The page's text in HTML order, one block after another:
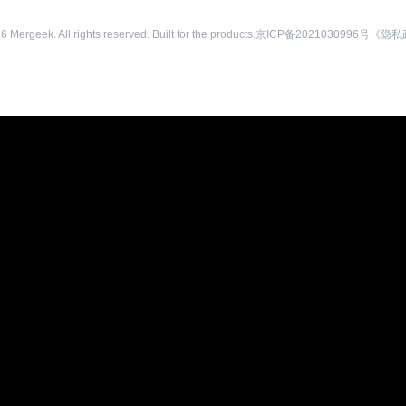
Mergeek. All rights reserved. Built for the products.京ICP备2021030996号 《隐